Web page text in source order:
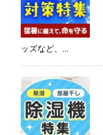
ッズなど、...